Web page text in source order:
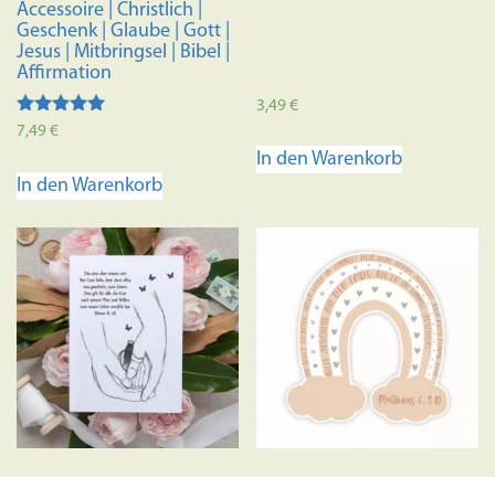
Accessoire | Christlich |
Geschenk | Glaube | Gott |
Jesus | Mitbringsel | Bibel |
Affirmation
Bewertet mit
7,49€
In den Warenkorb
3,49€
In den Warenkorb